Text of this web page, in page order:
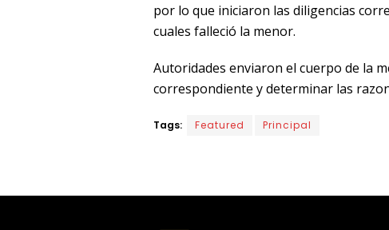
por lo que iniciaron las diligencias
cuales falleció la menor.
Autoridades enviaron el cuerpo de la
correspondiente y determinar las
Tags: Featured Principal